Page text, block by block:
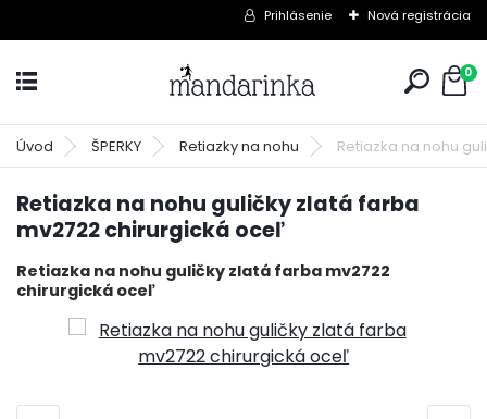
Prihlásenie Nová registrácia
0
Úvod ŠPERKY Retiazky na nohu Retiazka na nohu
Retiazka na nohu guličky zlatá farba
mv2722 chirurgická oceľ
Retiazka na nohu guličky zlatá farba mv2722
chirurgická oceľ